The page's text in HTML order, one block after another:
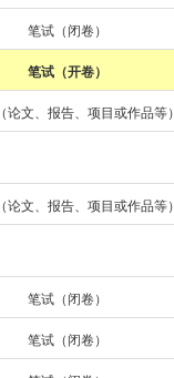
笔试（闭卷）
笔试（开卷）
论文、报告、项目或作品等）
论文、报告、项目或作品等）
笔试（闭卷）
笔试（闭卷）